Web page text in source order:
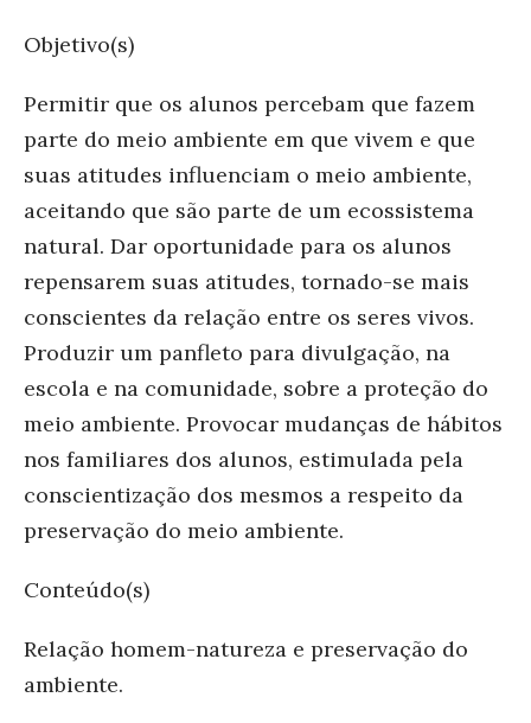
Objetivo(s)
Permitir que os alunos percebam que fazem
parte do meio ambiente em que vivem e que
suas atitudes influenciam o meio ambiente,
aceitando que são parte de um ecossistema
natural. Dar oportunidade para os alunos
repensarem suas atitudes, tornado-se mais
conscientes da relação entre os seres vivos.
Produzir um panfleto para divulgação, na
escola e na comunidade, sobre a proteção do
meio ambiente. Provocar mudanças de hábitos
nos familiares dos alunos, estimulada pela
conscientização dos mesmos a respeito da
preservação do meio ambiente.
Conteúdo(s)
Relação homem-natureza e preservação do
ambiente.